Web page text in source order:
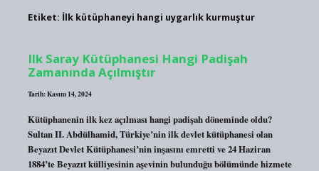
Etiket: İlk kütüphaneyi hangi uygarlık kurmuştur
Ilk Saray Kütüphanesi Hangi Padişah
Zamanında Açılmıştır
Tarih: Kasım 14, 2024
Kütüphanenin ilk kez açılması hangi padişah döneminde oldu?
Sultan II. Abdülhamid, Türkiye’nin ilk devlet kütüphanesi olan
Beyazıt Devlet Kütüphanesi’nin inşasını emretti ve 24 Haziran
1884’te Beyazıt külliyesinin aşevinin bulunduğu bölümünde hizmete